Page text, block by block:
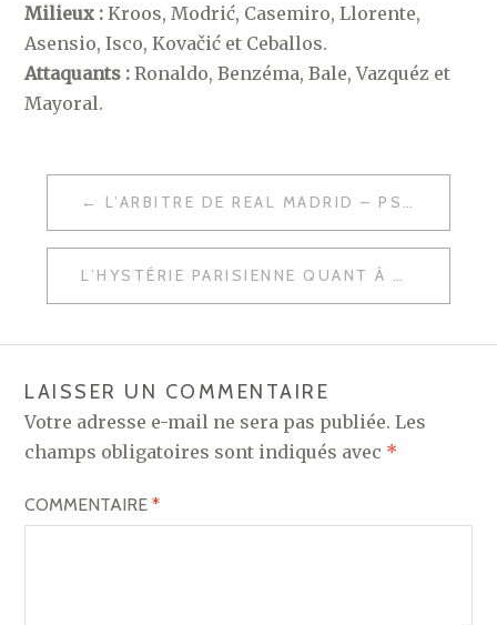
Milieux : Kroos, Modrić, Casemiro, Llorente,
Asensio, Isco, Kovačić et Ceballos.
Attaquants : Ronaldo, Benzéma, Bale, Vazquéz et
Mayoral.
NAVIGATION
DE
L’ARTICLE
L’ARBITRE DE REAL MADRID – PSG EST CONNU !
L’HYSTÉRIE PARISIENNE QUANT À UN SOI-DISANT ARBITRAGE PRO MADRILÈNE
LAISSER UN COMMENTAIRE
Votre adresse e-mail ne sera pas publiée. Les
champs obligatoires sont indiqués avec *
COMMENTAIRE*